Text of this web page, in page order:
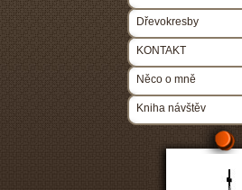
Dřevokresby
KONTAKT
Něco o mně
Kniha návštěv